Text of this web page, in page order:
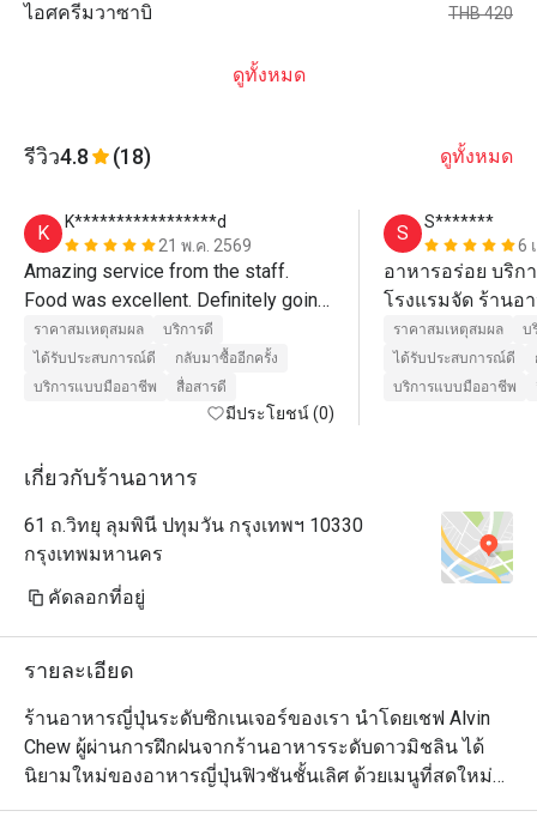
ไอศครีมวาซาบิ
THB 420
ดูทั้งหมด
รีวิว4.8 (18) ดูทั้งหมด
K
K*****************d
21 พ.ค. 2569
Amazing service from the staff.
Food was excellent. Definitely going
back!
ราคาสมเหตุสมผล
บริการดี
ได้รับประสบการณ์ดี
กลับมาซื้ออีกครั้ง
บริการแบบมืออาชีพ
สื่อสารดี
มีประโยชน์ (0)
S
S*******
6
อาหารอร่อย บริก
โรงแรมจัด ร้านอ
ก้อน
ราคาสมเหตุสมผล
บ
ได้รับประสบการณ์ดี
บริการแบบมืออาชีพ
เกี่ยวกับร้านอาหาร
61 ถ.วิทยุ ลุมพินี ปทุมวัน กรุงเทพฯ 10330
กรุงเทพมหานคร
คัดลอกที่อยู่
รายละเอียด
ร้านอาหารญี่ปุ่นระดับซิกเนเจอร์ของเรา นำโดยเชฟ Alvin
Chew ผู้ผ่านการฝึกฝนจากร้านอาหารระดับดาวมิชลิน ได้
นิยามใหม่ของอาหารญี่ปุ่นฟิวชันชั้นเลิศ ด้วยเมนูที่สดใหม่
และเปี่ยมด้วยรสชาติ สัมผัสความสร้างสรรค์ของเมนูที่ใช้ทั้ง